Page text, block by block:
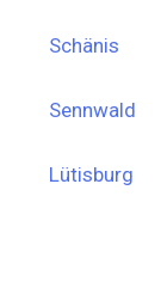
Schänis
Sennwald
Lütisburg